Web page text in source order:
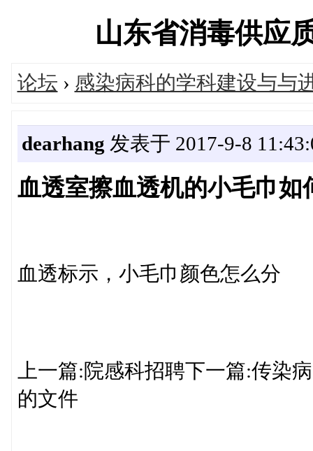
山东省消毒供应
论坛 › 感染病科的学科建设与与
dearhang 发表于 2017-9-8
血透室擦血透机的小毛巾如
血透标示，小毛巾颜色怎么分
上一篇:院感科招聘下一篇:传染
的文件